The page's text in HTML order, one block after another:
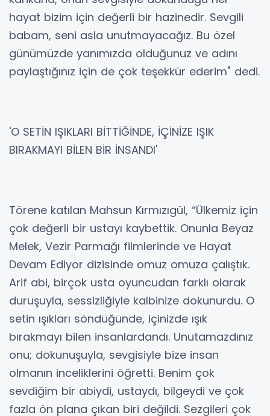
hayat bizim için değerli bir hazinedir. Sevgili
babam, seni asla unutmayacağız. Bu özel
günümüzde yanımızda olduğunuz ve adını
paylaştığınız için de çok teşekkür ederim" dedi.
'O SETİN IŞIKLARI BİTTİĞİNDE, İÇİNİZE IŞIK
BIRAKMAYI BİLEN BİR İNSANDI'
Törene katılan Mahsun Kırmızıgül, “Ülkemiz için
çok değerli bir ustayı kaybettik. Onunla Beyaz
Melek, Vezir Parmağı filmlerinde ve Hayat
Devam Ediyor dizisinde omuz omuza çalıştık.
Arif abi, birçok usta oyuncudan farklı olarak
duruşuyla, sessizliğiyle kalbinize dokunurdu. O
setin ışıkları söndüğünde, içinizde ışık
bırakmayı bilen insanlardandı. Unutamazdınız
onu; dokunuşuyla, sevgisiyle bize insan
olmanın inceliklerini öğretti. Benim çok
sevdiğim bir abiydi, ustaydı, bilgeydi ve çok
fazla ön plana çıkan biri değildi. Sezgileri çok